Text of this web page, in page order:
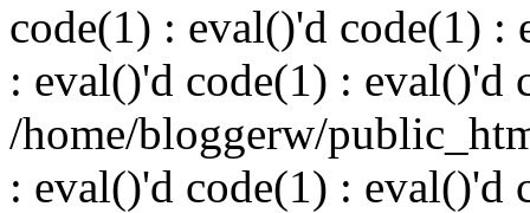
code(1) : eval()'d code(1) :
: eval()'d code(1) : eval()'d
/home/bloggerw/
: eval()'d code(1) : eval()'d